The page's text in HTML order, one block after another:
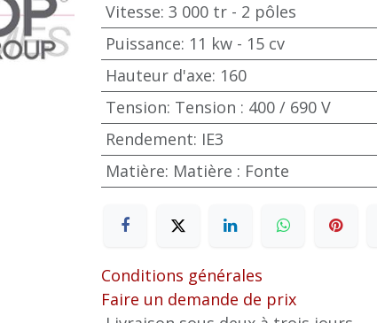
Vitesse: 3 000 tr - 2 pôles
Puissance: 11 kw - 15 cv
Hauteur d'axe: 160
Tension: Tension : 400 / 690 V
Rendement: IE3
Matière: Matière : Fonte
Conditions générales
Faire un demande de prix